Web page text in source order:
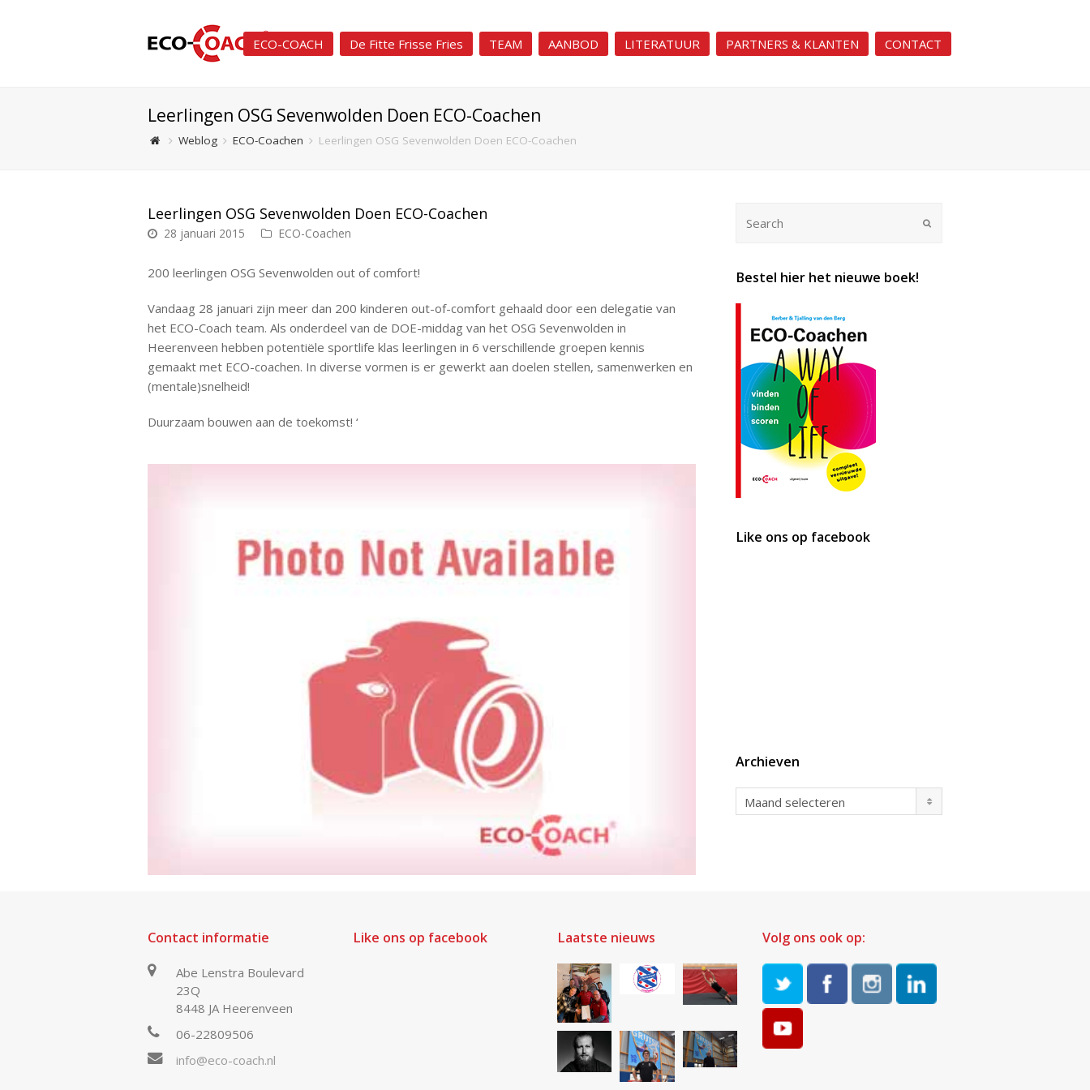
ECO-COACH De Fitte Frisse Fries TEAM AANBOD LITERATUUR PARTNERS & KLANTEN CONTACT
Leerlingen OSG Sevenwolden Doen ECO-Coachen
Weblog ECO-Coachen Leerlingen OSG Sevenwolden Doen ECO-Coachen
Leerlingen OSG Sevenwolden Doen ECO-Coachen
28 januari 2015 ECO-Coachen
200 leerlingen OSG Sevenwolden out of comfort!
Vandaag 28 januari zijn meer dan 200 kinderen out-of-comfort gehaald door een delegatie van
het ECO-Coach team. Als onderdeel van de DOE-middag van het OSG Sevenwolden in
Heerenveen hebben potentiële sportlife klas leerlingen in 6 verschillende groepen kennis
gemaakt met ECO-coachen. In diverse vormen is er gewerkt aan doelen stellen, samenwerken en
(mentale)snelheid!
Duurzaam bouwen aan de toekomst! ‘
Bestel hier het nieuwe boek!
Like ons op facebook
Archieven
Archieven
Maand selecteren
Contact informatie
Abe Lenstra Boulevard
23Q
8448 JA Heerenveen
06-22809506
info@eco-coach.nl
Like ons op facebook Laatste nieuws Volg ons ook op: